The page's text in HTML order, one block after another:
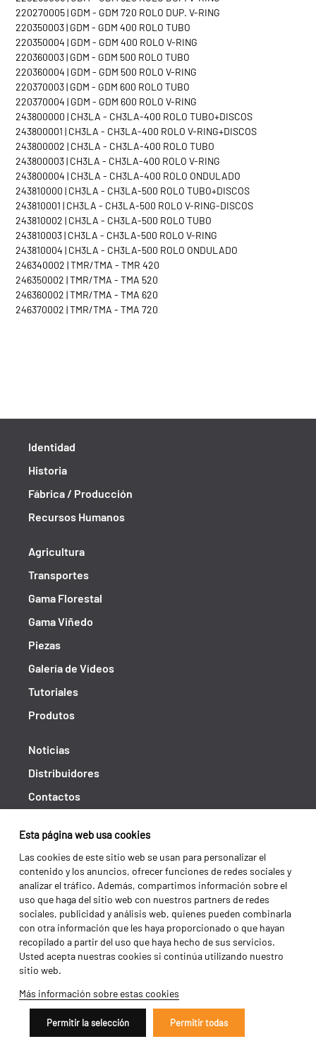
Esta página web usa cookies
Las cookies de este sitio web se usan para personalizar el
contenido y los anuncios, ofrecer funciones de redes sociales y
analizar el tráfico. Además, compartimos información sobre el
uso que haga del sitio web con nuestros partners de redes
sociales, publicidad y análisis web, quienes pueden combinarla
con otra información que les haya proporcionado o que hayan
recopilado a partir del uso que haya hecho de sus servicios.
Usted acepta nuestras cookies si continúa utilizando nuestro
sitio web.
Más información sobre estas cookies
Permitir la selección Permitir todas
220270005 | GDM - GDM 720 ROLO DUP. V-RING
220350003 | GDM - GDM 400 ROLO TUBO
220350004 | GDM - GDM 400 ROLO V-RING
220360003 | GDM - GDM 500 ROLO TUBO
220360004 | GDM - GDM 500 ROLO V-RING
220370003 | GDM - GDM 600 ROLO TUBO
220370004 | GDM - GDM 600 ROLO V-RING
243800000 | CH3LA - CH3LA-400 ROLO TUBO+DISCOS
243800001 | CH3LA - CH3LA-400 ROLO V-RING+DISCOS
243800002 | CH3LA - CH3LA-400 ROLO TUBO
243800003 | CH3LA - CH3LA-400 ROLO V-RING
243800004 | CH3LA - CH3LA-400 ROLO ONDULADO
243810000 | CH3LA - CH3LA-500 ROLO TUBO+DISCOS
243810001 | CH3LA - CH3LA-500 ROLO V-RING-DISCOS
243810002 | CH3LA - CH3LA-500 ROLO TUBO
243810003 | CH3LA - CH3LA-500 ROLO V-RING
243810004 | CH3LA - CH3LA-500 ROLO ONDULADO
246340002 | TMR/TMA - TMR 420
246350002 | TMR/TMA - TMA 520
246360002 | TMR/TMA - TMA 620
246370002 | TMR/TMA - TMA 720
Identidad
Historia
Fábrica / Producción
Recursos Humanos
Agricultura
Transportes
Gama Florestal
Gama Viñedo
Piezas
Galería de Vídeos
Tutoriales
Produtos
Noticias
Distribuidores
Contactos
Shipping returns
Política de privacidad
Términos y condiciones